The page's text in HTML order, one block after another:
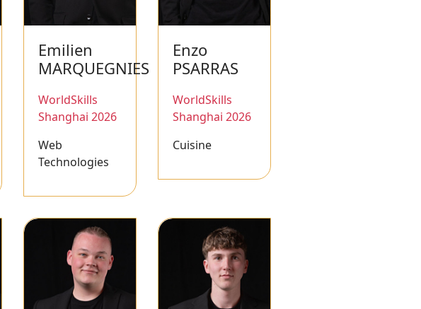
Emilien
MARQUEGNIES
WorldSkills
Shanghai 2026
Web
Technologies
Enzo
PSARRAS
WorldSkills
Shanghai 2026
Cuisine